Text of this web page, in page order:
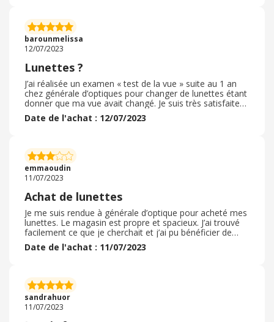
cash Back avec une facture . C’est vraiment courage
également à retourner dans les boutiques qui sont un
parrainage avec l’application
barounmelissa
12/07/2023
Lunettes ?
J’ai réalisée un examen « test de la vue » suite au 1 an
chez générale d’optiques pour changer de lunettes étant
donner que ma vue avait changé. Je suis très satisfaites
de mes lunettes de vue ainsi que les solaires qui sont
adaptés à ma vue. Une équipe très accueillante,
choix de mes lunettes et j’en suis satisfaite. Merci à
l’équipe de général d’optique Amilly pour leurs
accompagnements.
Date de l'achat : 12/07/2023
emmaoudin
11/07/2023
Achat de lunettes
Je me suis rendue à générale d’optique pour acheté mes
lunettes. Le magasin est propre et spacieux. J’ai trouvé
facilement ce que je cherchait et j’ai pu bénéficier de
l’offre qui propose la paire de solaire, Les vendeurs sont
plus ou moins agréable selon leurs humeurs.
pas forcément retournée. Après je suis tout de même
contente de mon achat qui c’est relativement bien passé
et facilement
Date de l'achat : 11/07/2023
sandrahuor
11/07/2023